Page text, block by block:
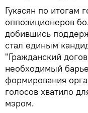
Гукасян по итогам
оппозиционеров
добившись
стал единым
"Гражданский
необходимый
формирования
голосов хватило
мэром.